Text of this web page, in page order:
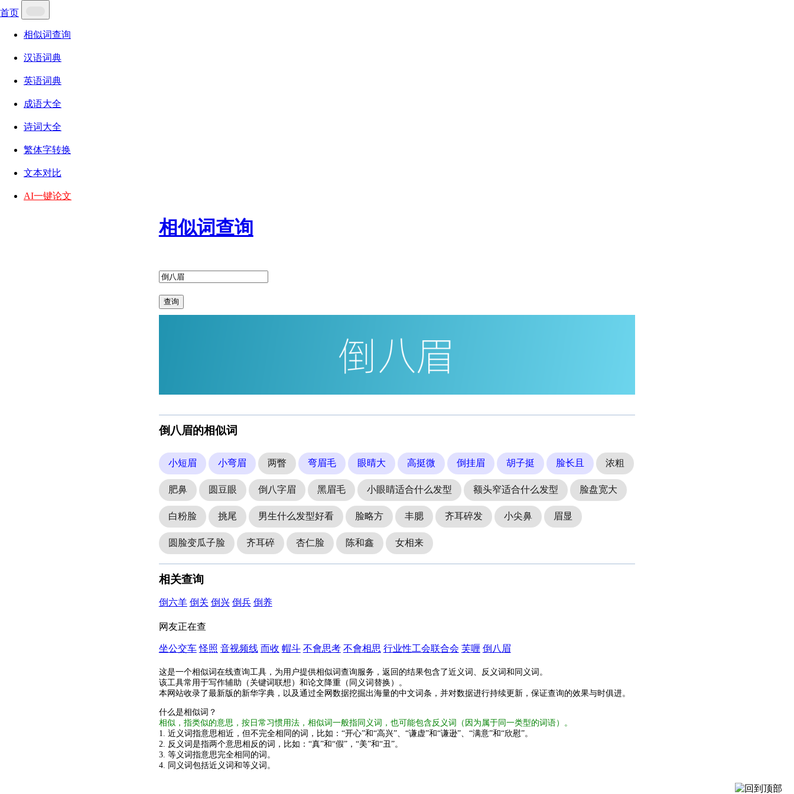
首页
相似词查询
汉语词典
英语词典
成语大全
诗词大全
繁体字转换
文本对比
AI一键论文
相似词查询
查询
倒八眉的相似词
小短眉 小弯眉 两瞥 弯眉毛 眼晴大 高挺微 倒挂眉 胡子挺 脸长且 浓粗
肥鼻 圆豆眼 倒八字眉 黑眉毛 小眼睛适合什么发型 额头窄适合什么发型 脸盘宽大
白粉脸 挑尾 男生什么发型好看 脸略方 丰腮 齐耳碎发 小尖鼻 眉显
圆脸变瓜子脸 齐耳碎 杏仁脸 陈和鑫 女相来
相关查询
倒六羊 倒关 倒兴 倒兵 倒养
网友正在查
坐公交车 怪照 音视频线 而收 帽斗 不會思考 不會相思 行业性工会联合会 芙喱 倒八眉
这是一个相似词在线查询工具，为用户提供相似词查询服务，返回的结果包含了近义词、反义词和同义词。
该工具常用于写作辅助（关键词联想）和论文降重（同义词替换）。
本网站收录了最新版的新华字典，以及通过全网数据挖掘出海量的中文词条，并对数据进行持续更新，保证查询的效果与时俱进。
什么是相似词？
相似，指类似的意思，按日常习惯用法，相似词一般指同义词，也可能包含反义词（因为属于同一类型的词语）。
1. 近义词指意思相近，但不完全相同的词，比如：“开心”和“高兴”、“谦虚”和“谦逊”、“满意”和“欣慰”。
2. 反义词是指两个意思相反的词，比如：“真”和“假”，“美”和“丑”。
3. 等义词指意思完全相同的词。
4. 同义词包括近义词和等义词。